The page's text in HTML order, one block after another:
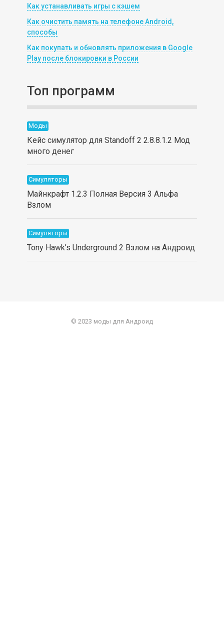
Как устанавливать игры с кэшем
Как очистить память на телефоне Android,
способы
Как покупать и обновлять приложения в Google
Play после блокировки в России
Топ программ
Моды
Кейс симулятор для Standoff 2 2.8.8.1.2 Мод
много денег
Симуляторы
Майнкрафт 1.2.3 Полная Версия 3 Альфа
Взлом
Симуляторы
Tony Hawk’s Underground 2 Взлом на Андроид
© 2023 моды для Андроид